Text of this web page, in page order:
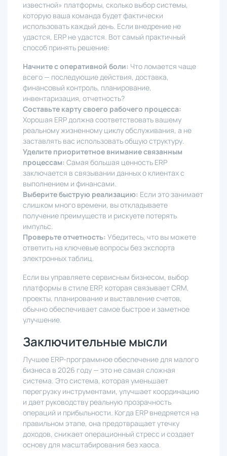
известной» платформы, сколько выбор системы,
которую ваша команда будет фактически
использовать каждый день. Если внедрение не
удастся, ERP не удастся. Вот самый практичный
способ принять решение:
Начните с оперативной боли: Что ломается чаще
всего — последующие действия, доставка,
финансовый контроль, планирование,
инвентаризация, отчетность?
Составьте карту своего рабочего процесса:
Хорошая ERP должна соответствовать вашему
реальному жизненному циклу обслуживания, а не
заставлять вас использовать общую структуру.
Уделите приоритетное внимание связанным
процессам: Самая большая ценность ERP
заключается в связывании данных о клиентах с
выполнением и финансами.
Выберите быструю реализацию: Если это занимает
слишком много времени, вы откладываете
получение преимуществ и рискуете потерять
импульс.
Проверьте отчетность: Убедитесь, что вы можете
ответить на ключевые вопросы без экспорта
электронных таблиц.
Если вы управляете сервисным бизнесом, выбор
платформы в стиле ERP, которая связывает CRM,
проекты, планирование и выставление счетов,
обычно обеспечивает самое быстрое и заметное
улучшение.
Заключительные мысли
Лучшее ERP-программное обеспечение для малого
бизнеса в 2026 году — это не самая сложная
система. Это система, которая уменьшает
перегрузку инструментами, улучшает координацию
и дает руководству реальную прозрачность
операций и прибыльности. Когда ERP внедряется на
правильном этапе, она предотвращает утечку
доходов, снижает операционный стресс и создает
основу для масштабирования без хаоса.